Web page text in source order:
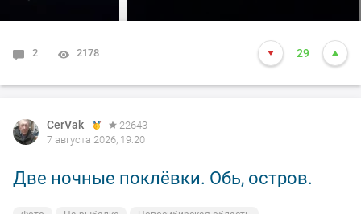
2 2178 29
CerVak
22643
7 августа 2026, 19:20
Две ночные поклёвки. Обь, остров.